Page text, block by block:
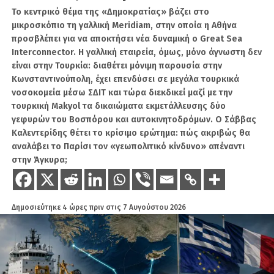
αποφασισμένη στα τηλεοπτικά παράθυρα και
κάθε φορά στο πεδίο η Ελλάδα κάνει πίσω.
Με το «Χόρα», με το Σισμίκ, με τα Ίμια, με το
Oruc Reis, το μοτίβο παραμένει ίδιο,
μεγαλόστομες δηλώσεις στην Αθήνα,
υποχώρηση στην πράξη. Το είπε και ο κ.
Γεραπετρίτης.
Και τώρα, αντί να προλάβουμε μία νέα
τουρκική κλιμάκωση πριν αποκτήσει ακόμη
και θεσμική υπόσταση (έστω εσωτερική),
επιλέγουμε πάλι να παρακολουθούμε τις
εξελίξεις σαν θεατές, ελπίζοντας ότι κάπως θα
λυθούν τα προβλήματα.
διεθνούς αναζήτησής του.
Η σύλληψη εντάσσεται στις επιχειρήσεις που πραγματοποιούνται για
τον εντοπισμό προσώπων τα οποία καταζητούνται διεθνώς και
εντοπίζονται στην ελληνική επικράτεια, με την Υποδιεύθυνση
Αντιμετώπισης Οργανωμένου Εγκλήματος Βορείου Ελλάδος να
αναλαμβάνει την εκτέλεση της ερυθράς αγγελίας στη Θεσσαλονίκη.
Το κεντρικό θέμα της «Δημοκρατίας» βάζει στο
μικροσκόπιο τη γαλλική Meridiam, στην οποία η Αθήνα
προσβλέπει για να αποκτήσει νέα δυναμική ο Great Sea
Interconnector. Η γαλλική εταιρεία, όμως, μόνο άγνωστη δεν
είναι στην Τουρκία: διαθέτει μόνιμη παρουσία στην
Κωνσταντινούπολη, έχει επενδύσει σε μεγάλα τουρκικά
νοσοκομεία μέσω ΣΔΙΤ και τώρα διεκδικεί μαζί με την
τουρκική Makyol τα δικαιώματα εκμετάλλευσης δύο
γεφυρών του Βοσπόρου και αυτοκινητοδρόμων. Ο Σάββας
Καλεντερίδης θέτει το κρίσιμο ερώτημα: πώς ακριβώς θα
αναλάβει το Παρίσι τον «γεωπολιτικό κίνδυνο» απέναντι
στην Άγκυρα;
Δημοσιεύτηκε 4 ώρες πριν στις 7 Αυγούστου 2026